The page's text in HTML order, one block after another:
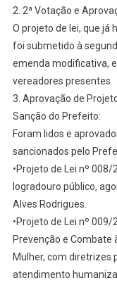
2.⁠ ⁠2ª Votação e
O projeto de lei, que já
foi submetido à
emenda modificativa,
vereadores presentes.
3.⁠ ⁠Aprovação de
Sanção do Prefeito:
Foram lidos e
sancionados pelo
•Projeto de Lei nº
logradouro público,
Alves Rodrigues.
•Projeto de Lei nº
Prevenção e Combate
Mulher, com diretrizes
atendimento